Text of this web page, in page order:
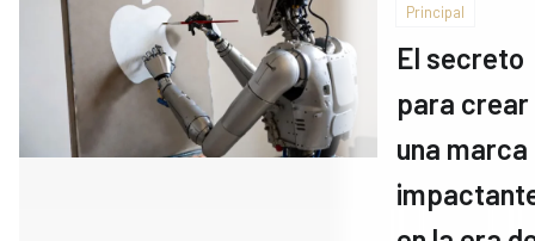
Principal
El secreto
para crear
una marca